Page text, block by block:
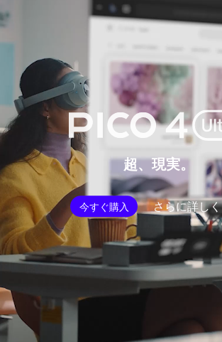
超、現実。
今すぐ購入 さらに詳しく